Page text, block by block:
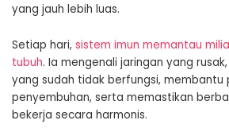
yang jauh lebih luas.
Setiap hari, sistem imun memantau
tubuh. Ia mengenali jaringan yang
yang sudah tidak berfungsi, membantu
penyembuhan, serta memastikan
bekerja secara harmonis.